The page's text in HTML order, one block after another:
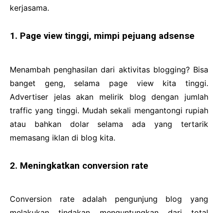
kerjasama.
1. Page view tinggi, mimpi pejuang adsense
Menambah penghasilan dari aktivitas blogging? Bisa
banget geng, selama page view kita tinggi.
Advertiser jelas akan melirik blog dengan jumlah
traffic yang tinggi. Mudah sekali mengantongi rupiah
atau bahkan dolar selama ada yang tertarik
memasang iklan di blog kita.
2. Meningkatkan conversion rate
Conversion rate adalah pengunjung blog yang